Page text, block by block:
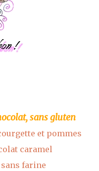
sans gluten
et pommes
caramel
farine